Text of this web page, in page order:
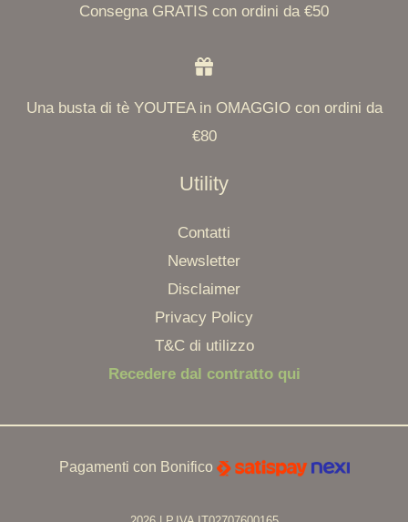
Consegna GRATIS con ordini da €50
Una busta di tè YOUTEA in OMAGGIO con ordini da
€80
Utility
Contatti
Newsletter
Disclaimer
Privacy Policy
T&C di utilizzo
Recedere dal contratto qui
Pagamenti con Bonifico